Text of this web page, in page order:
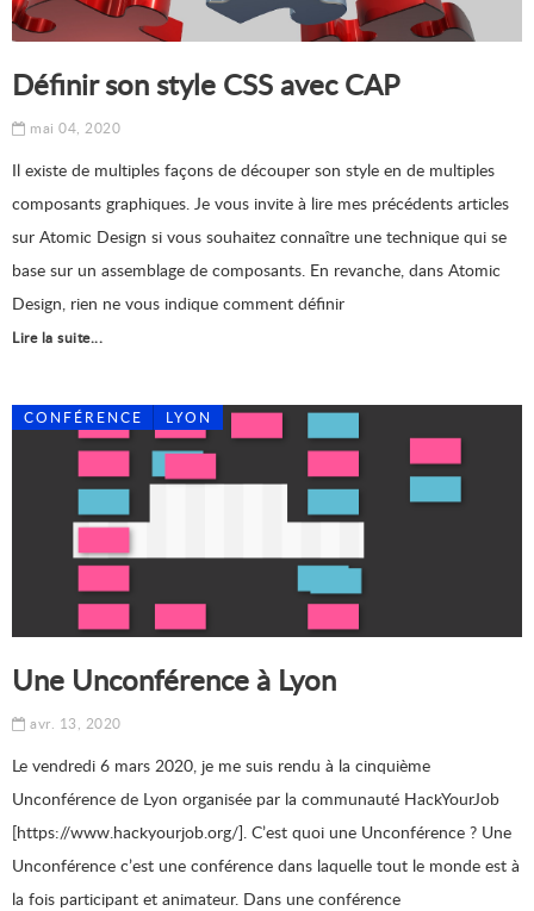
Définir son style CSS avec CAP
mai 04, 2020
Il existe de multiples façons de découper son style en de multiples
composants graphiques. Je vous invite à lire mes précédents articles
sur Atomic Design si vous souhaitez connaître une technique qui se
base sur un assemblage de composants. En revanche, dans Atomic
Design, rien ne vous indique comment définir
Lire la suite...
CONFÉRENCE LYON
Une Unconférence à Lyon
avr. 13, 2020
Le vendredi 6 mars 2020, je me suis rendu à la cinquième
Unconférence de Lyon organisée par la communauté HackYourJob
[https://www.hackyourjob.org/]. C’est quoi une Unconférence ? Une
Unconférence c’est une conférence dans laquelle tout le monde est à
la fois participant et animateur. Dans une conférence